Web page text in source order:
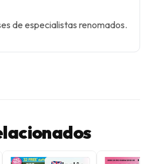
de especialistas renomados.